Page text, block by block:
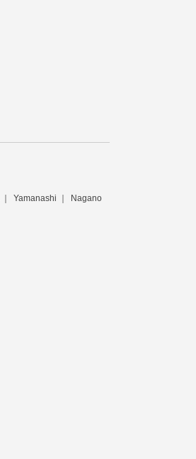
Yamanashi Nagano